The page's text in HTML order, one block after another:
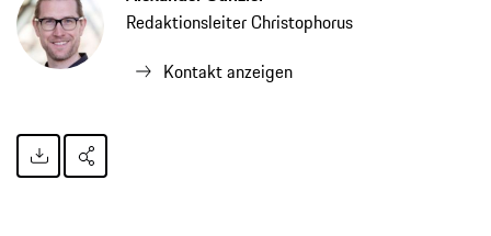
Redaktionsleiter Christophorus
Kontakt anzeigen